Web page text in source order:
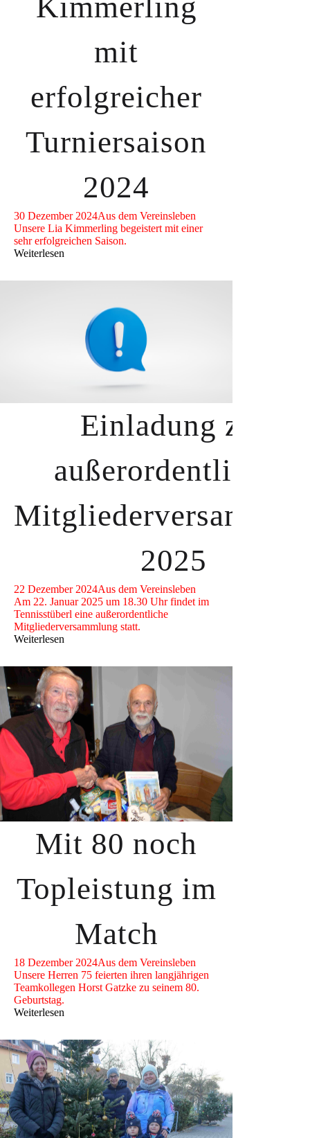
mit
erfolgreicher
Turniersaison
2024
30 Dezember 2024Aus dem Vereinsleben
Unsere Lia Kimmerling begeistert mit einer
sehr erfolgreichen Saison.
Weiterlesen
Einladung zur
außerordentlichen
2025
22 Dezember 2024Aus dem Vereinsleben
Am 22. Januar 2025 um 18.30 Uhr findet im
Tennisstüberl eine außerordentliche
Mitgliederversammlung statt.
Weiterlesen
Mit 80 noch
Topleistung im
Match
18 Dezember 2024Aus dem Vereinsleben
Unsere Herren 75 feierten ihren langjährigen
Teamkollegen Horst Gatzke zu seinem 80.
Geburtstag.
Weiterlesen